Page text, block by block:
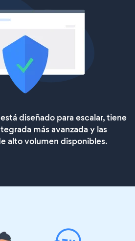
diseñado para escalar, tiene
más avanzada y las
alto volumen disponibles.